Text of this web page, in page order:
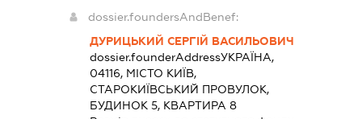
dossier.foundersAndBenef:
ДУРИЦЬКИЙ СЕРГІЙ ВАСИЛЬОВИЧ
dossier.founderAddressУКРАЇНА,
04116, МІСТО КИЇВ,
СТАРОКИЇВСЬКИЙ ПРОВУЛОК,
БУДИНОК 5, КВАРТИРА 8